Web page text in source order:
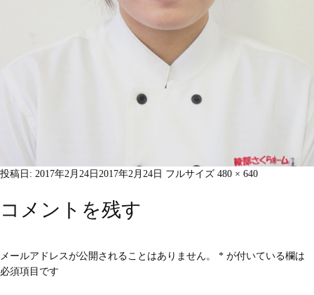
投稿日: 2017年2月24日 2017年2月24日 フルサイズ 480 × 640
コメントを残す
メールアドレスが公開されることはありません。 * が付いている欄は
必須項目です